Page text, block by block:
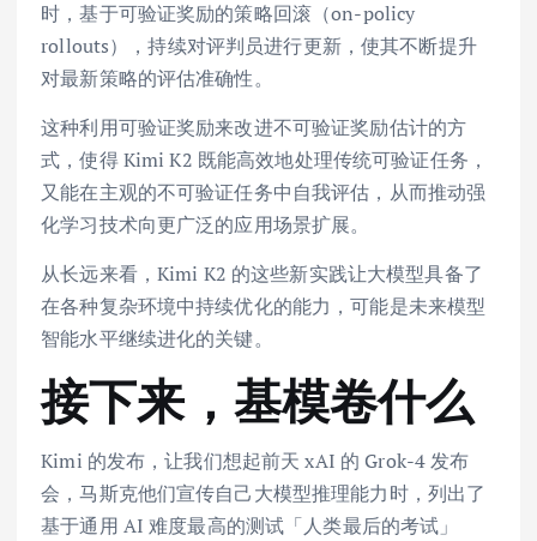
时，基于可验证奖励的策略回滚（on-policy
rollouts），持续对评判员进行更新，使其不断提升
对最新策略的评估准确性。
这种利用可验证奖励来改进不可验证奖励估计的方
式，使得 Kimi K2 既能高效地处理传统可验证任务，
又能在主观的不可验证任务中自我评估，从而推动强
化学习技术向更广泛的应用场景扩展。
从长远来看，Kimi K2 的这些新实践让大模型具备了
在各种复杂环境中持续优化的能力，可能是未来模型
智能水平继续进化的关键。
接下来，基模卷什么
Kimi 的发布，让我们想起前天 xAI 的 Grok-4 发布
会，马斯克他们宣传自己大模型推理能力时，列出了
基于通用 AI 难度最高的测试「人类最后的考试」